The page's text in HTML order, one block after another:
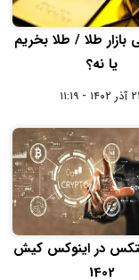
طلا / طلا بخریم
یا نه؟
- ۱۱:۱۹
در اینوکس کیش
1402